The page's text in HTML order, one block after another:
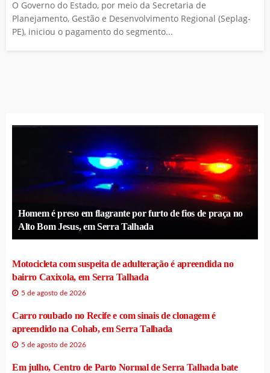
O Governo do Estado, por meio da Secretaria de
Planejamento, Gestão e Desenvolvimento Regional (Seplag-
PE), iniciou o pagamento do segmento...
Homem é preso em flagrante por furto de fios de praça no
Alto Bom Jesus, em Serra Talhada
Motocicleta com suspeita de adulteração é apreendida no
bairro Caxixola, em Serra Talhada
5 de agosto de 2026
Carro roubado no Recife e com sinais de clonagem é
apreendido na Cohab, em Serra Talhada
5 de agosto de 2026
Em julho, Centro de Parto Normal de Serra Talhada bate